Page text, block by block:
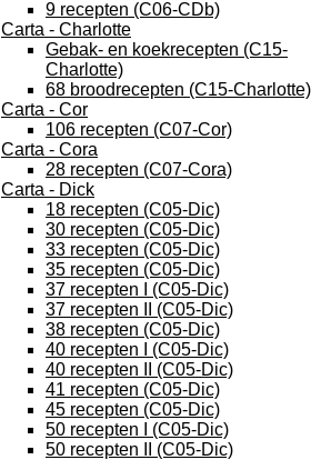
9 recepten (C06-CDb)
Carta - Charlotte
Gebak- en koekrecepten (C15-
Charlotte)
68 broodrecepten (C15-Charlotte)
Carta - Cor
106 recepten (C07-Cor)
Carta - Cora
28 recepten (C07-Cora)
Carta - Dick
18 recepten (C05-Dic)
30 recepten (C05-Dic)
33 recepten (C05-Dic)
35 recepten (C05-Dic)
37 recepten I (C05-Dic)
37 recepten II (C05-Dic)
38 recepten (C05-Dic)
40 recepten I (C05-Dic)
40 recepten II (C05-Dic)
41 recepten (C05-Dic)
45 recepten (C05-Dic)
50 recepten I (C05-Dic)
50 recepten II (C05-Dic)